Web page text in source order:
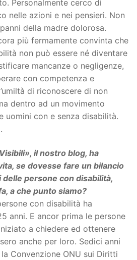
Personalmente cerco di
nelle azioni e nei pensieri. Non
della madre dolorosa.
più fermamente convinta che
non può essere né diventare
mancanze o negligenze,
con competenza e
di riconoscere di non
dentro ad un movimento
uomini con e senza disabilità.
il nostro blog, ha
se dovesse fare un bilancio
persone con disabilità,
a che punto siamo?
con disabilità ha
anni. E ancor prima le persone
a chiedere ed ottenere
anche per loro. Sedici anni
Convenzione ONU sui Diritti